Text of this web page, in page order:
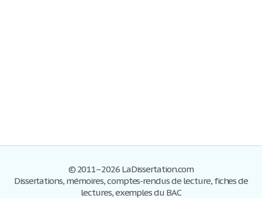
© 2011–2026 LaDissertation.com
Dissertations, mémoires, comptes-rendus de lecture, fiches de
lectures, exemples du BAC